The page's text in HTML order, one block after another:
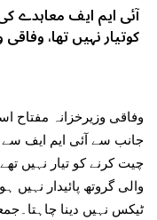
آئی ایم ایف معاہدے
کوتیار نہیں تھا، وفاقی
وفاقی وزیرخزانہ
جانب سے آئی ایم ایف
چیت کرنے کو تیار نہیں
والی گروتھ پائیدار نہیں
ٹیکس نہیں دینا